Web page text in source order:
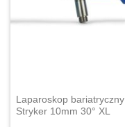
Laparoskop bariatryczny
Stryker 10mm 30° XL